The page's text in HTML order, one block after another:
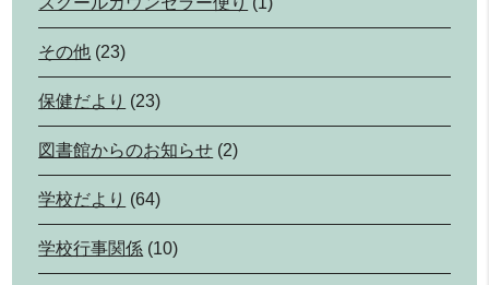
その他 (23)
保健だより (23)
図書館からのお知らせ (2)
学校だより (64)
学校行事関係 (10)